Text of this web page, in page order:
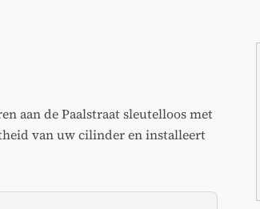
aan de Paalstraat sleutelloos met
van uw cilinder en installeert